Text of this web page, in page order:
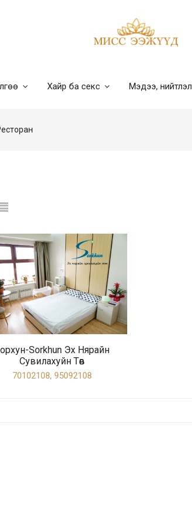
Хайр ба секс Мэдээ, нийтлэл
Sorkhun Эх Нярайн
Сувилахуйн Төв
70102108, 95092108